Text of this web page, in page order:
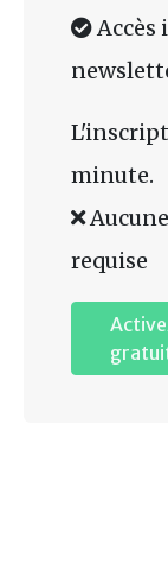
Accès
minute.
requise